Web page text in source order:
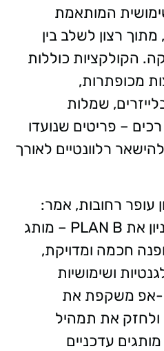
המותאמת
רצון לשלב בין
הקולקציות כוללות
מכופתרות,
שמלות
– פריטים שנועדו
רלוונטיים לאורך
עופר רחובות, אמר:
"אנו שמחים לצרף לקניון את PLAN B – מותג
חכמה ומדויקת,
ושימושיות
אפ משקפת את
את תמהיל
עדכניים